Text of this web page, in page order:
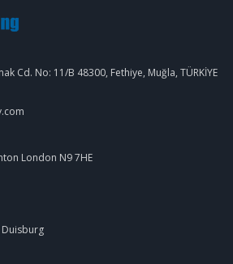
Cd. No: 11/B 48300, Fethiye, Muğla, TÜRKİYE
London N9 7HE